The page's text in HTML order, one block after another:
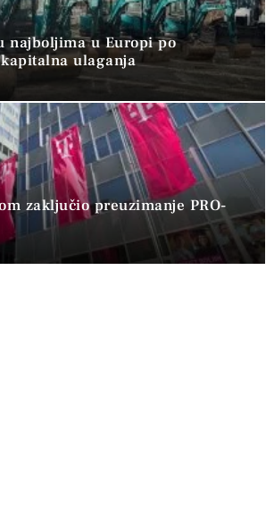
najboljima u Europi po
ulaganja
zaključio preuzimanje PRO-